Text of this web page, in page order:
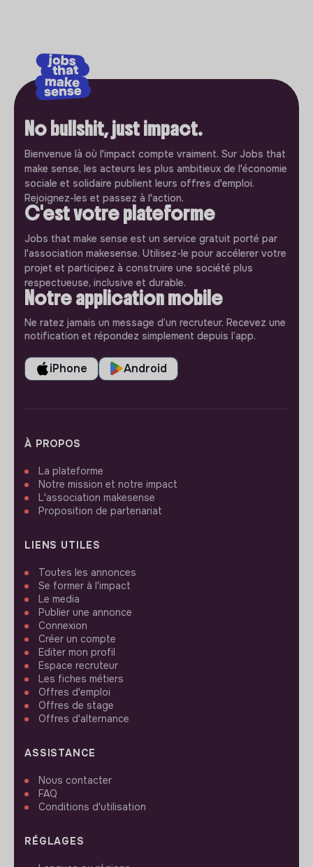
No bullshit, just impact.
Bienvenue là où l'impact compte vraiment. Sur Jobs that
make sense, les acteurs les plus ambitieux de l'économie
sociale et solidaire publient leurs offres d'emploi.
Rejoignez-les et passez à l'action.
C'est votre plateforme
Jobs that make sense est un service gratuit porté par
l'association makesense. Utilisez-le pour accélerer votre
projet et participez à construire une société plus
respectueuse, inclusive et durable.
Notre application mobile
Ne ratez jamais un message d’un recruteur. Recevez une
notification et répondez simplement depuis l’app.
iPhone Android
À PROPOS
La plateforme
Notre mission et notre impact
L'association makesense
Proposition de partenariat
LIENS UTILES
Toutes les annonces
Se former à l'impact
Le media
Publier une annonce
Connexion
Créer un compte
Editer mon profil
Espace recruteur
Les fiches métiers
Offres d'emploi
Offres de stage
Offres d'alternance
ASSISTANCE
Nous contacter
FAQ
Conditions d'utilisation
RÉGLAGES